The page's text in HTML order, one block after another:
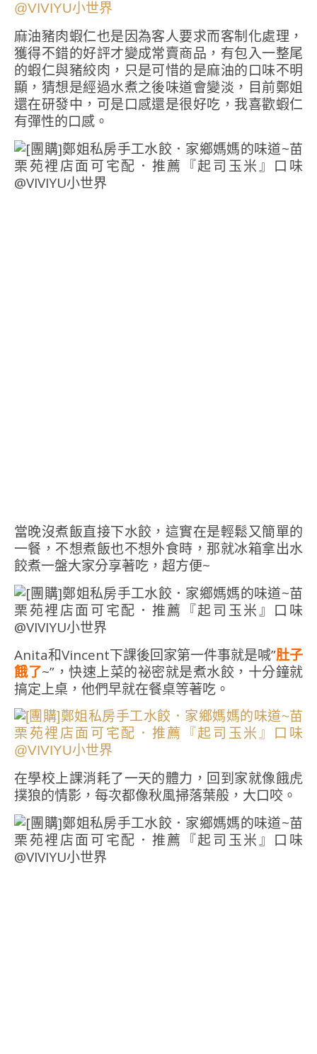
麻油豬肉蝦仁也是因為客人要求而客制化處理，
獲得不錯的好評才變成常賣商品，有包入一整尾
的蝦仁與豬絞肉，只是可惜的是麻油的口味不明
顯，猜想是經過水煮之後味道會變淡，目前鄭姐
還在研發中，可是口感還是很好吃，我喜歡蝦仁
有彈性的口感。
當晚沒煮飯直接下水餃，這實在是輕鬆又簡單的
一餐，不想煮飯也不想外食時，那就冰箱拿出水
餃煮一盤大家分享著吃，超方便~
Anita和Vincent下課後回家第一件事就是喊”肚子
餓了~”，快速上菜的祕密就是煮水餃，十分鐘就
搞定上桌，他們早就在餐桌等著吃。
在學校上課消耗了一天的體力，回到家就像餓虎
撲狼的情影，每次都像秋風掃落葉般，大口咬。